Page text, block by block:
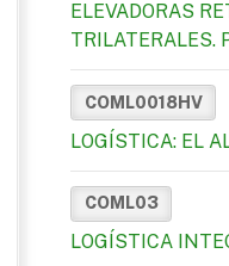
ELEVADORAS
TRILATERALES.
COML0018HV
LOGÍSTICA: EL
COML03
LOGÍSTICA